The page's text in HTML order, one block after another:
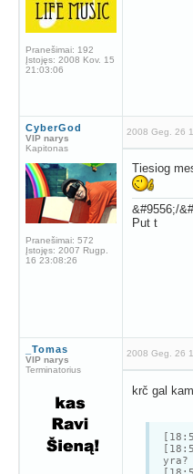
Pranešimai: 192
Įstojęs: 2008 Kov. 15
21:03:06
CyberGod
VIP narys
Kapitonas
Pranešimai: 572
Įstojęs: 2007 Rugp.
16 23:08:26
2008 Geg. 26
Tiesiog
&#9556;/
Put t
_Tomas
VIP narys
Terminatorius
2008 Geg. 26
krč gal
yra?